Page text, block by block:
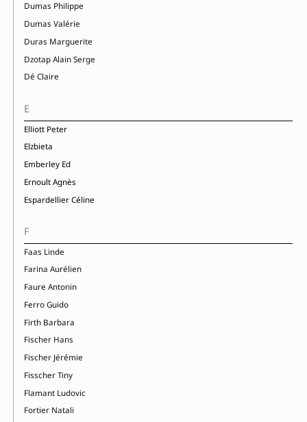
Dumas Philippe
Dumas Valérie
Duras Marguerite
Dzotap Alain Serge
Dé Claire
E
Elliott Peter
Elzbieta
Emberley Ed
Ernoult Agnès
Espardellier Céline
F
Faas Linde
Farina Aurélien
Faure Antonin
Ferro Guido
Firth Barbara
Fischer Hans
Fischer Jérémie
Fisscher Tiny
Flamant Ludovic
Fortier Natali